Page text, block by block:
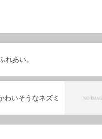
れあい。
わいそうなネズミ